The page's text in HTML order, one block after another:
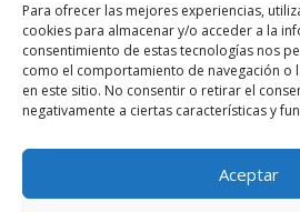
Para ofrecer las mejores experiencias,
cookies para almacenar y/o acceder a la
consentimiento de estas tecnologías nos
como el comportamiento de navegación o
en este sitio. No consentir o retirar el
negativamente a ciertas características y
Aceptar
Contacta con nosotros
o llamándonos por
presupuesto sin
Nuestro equipo estará
darte asesoramiento